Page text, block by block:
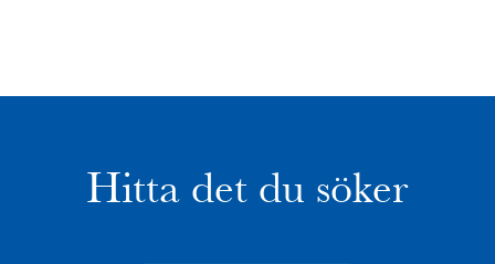
Hitta det du söker